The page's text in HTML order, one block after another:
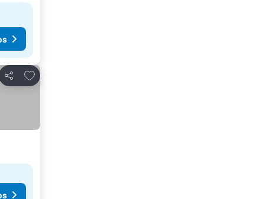
Partilhar
Adicionar aos favoritos